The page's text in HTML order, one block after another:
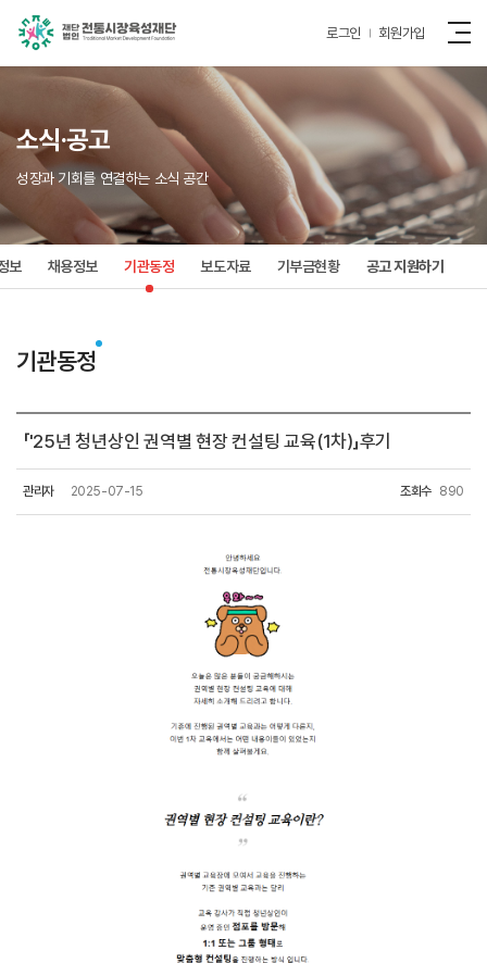
로그인 회원가입
소식·공고
성장과 기회를 연결하는 소식 공간
보 채용정보 기관동정 보도자료 기부금현황 공고 지원하기
기관동정
「'25년 청년상인 권역별 현장 컨설팅 교육(1차)」후기
관리자 2025-07-15 조회수 890